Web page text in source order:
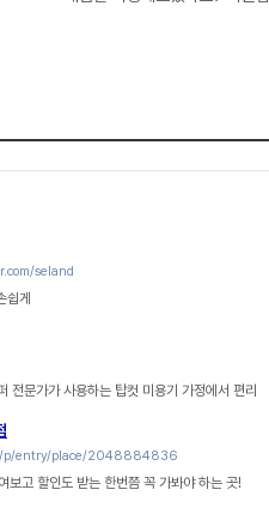
seland
게
전문가가 사용하는 탑컷 미용기 가정에서 편리
p/entry/place/2048884836
보고 할인도 받는 한번쯤 꼭 가봐야 하는 곳!